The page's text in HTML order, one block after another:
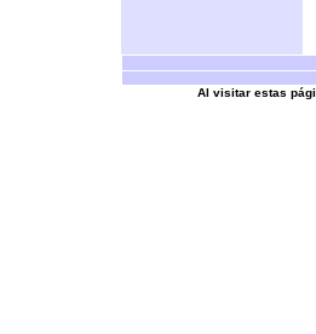
Al visitar estas